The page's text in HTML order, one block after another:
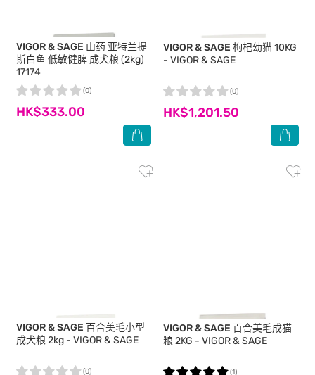
VIGOR & SAGE 山药 亚特兰提
斯白鱼 低敏健脾 成犬粮 (2kg)
17174
HK$333.00
(0)
VIGOR & SAGE 枸杞幼猫 10KG
- VIGOR & SAGE
HK$1,201.50
(0)
VIGOR & SAGE 百合美毛小型
成犬粮 2kg - VIGOR & SAGE
(0)
VIGOR & SAGE 百合美毛成猫
粮 2KG - VIGOR & SAGE
(1)